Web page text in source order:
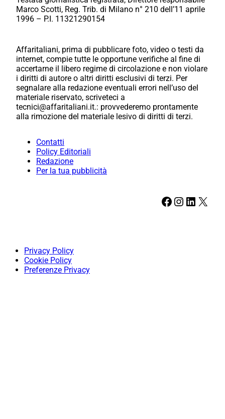
Marco Scotti, Reg. Trib. di Milano n° 210 dell’11 aprile
1996 – P.I. 11321290154
Affaritaliani, prima di pubblicare foto, video o testi da
internet, compie tutte le opportune verifiche al fine di
accertarne il libero regime di circolazione e non violare
i diritti di autore o altri diritti esclusivi di terzi. Per
segnalare alla redazione eventuali errori nell’uso del
materiale riservato, scriveteci a
tecnici@affaritaliani.it.: provvederemo prontamente
alla rimozione del materiale lesivo di diritti di terzi.
Contatti
Policy Editoriali
Redazione
Per la tua pubblicità
Facebook Instagram LinkedIn X
Privacy Policy
Cookie Policy
Preferenze Privacy